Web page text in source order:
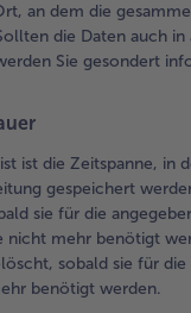
an dem die
die Daten auch in
Sie gesondert
ist die Zeitspanne, in
gespeichert
sie für die
nicht mehr benötigt
sobald sie für
benötigt werden.